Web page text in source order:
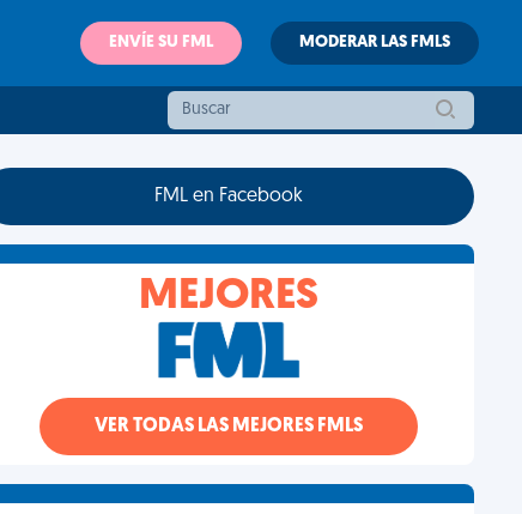
ENVÍE SU FML MODERAR LAS FMLS
FML en Facebook
MEJORES
VER TODAS LAS MEJORES FMLS